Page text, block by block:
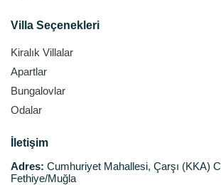
Villa Seçenekleri
Kiralık Villalar
Apartlar
Bungalovlar
Odalar
İletişim
Adres: Cumhuriyet Mahallesi, Çarşı (KKA)
Fethiye/Muğla